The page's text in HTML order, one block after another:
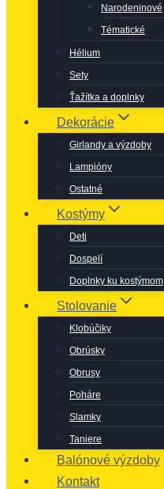
Narodeninové
Tématické
Hélium
Sety
Ťažítka a doplnky
Dekorácie
Girlandy a výzdoby
Lampióny
Ostatné
Kostýmy
Deti
Dospelí
Doplnky ku kostýmom
Stolovanie
Klobúčiky
Obrúsky
Obrusy
Poháre
Slamky
Taniere
Balónové výzdoby
Kontakt